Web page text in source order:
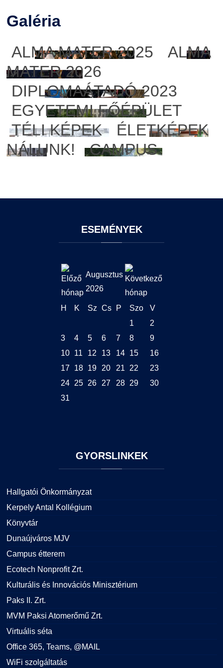
Galéria
ALMA MATER 2025
ALMA
MATER 2026
DIPLOMAÁTADÓ 2023
EGYETEMI FŐÉPÜLET
TÉLI KÉPEK
ÉLETKÉPEK
NÁLUNK!
CAMPUS
ESEMÉNYEK
Augusztus
2026
H K Sz Cs P Szo
V
1
2
3
4 5 6 7 8
9
10
11 12 13 14 15
16
17
18 19 20 21 22
23
24
25 26 27 28 29
30
31
GYORSLINKEK
Hallgatói Önkormányzat
Kerpely Antal Kollégium
Könyvtár
Dunaújváros MJV
Campus étterem
Ecotech Nonprofit Zrt.
Kulturális és Innovációs Minisztérium
Paks II. Zrt.
MVM Paksi Atomerőmű Zrt.
Virtuális séta
Office 365, Teams, @MAIL
WiFi szolgáltatás